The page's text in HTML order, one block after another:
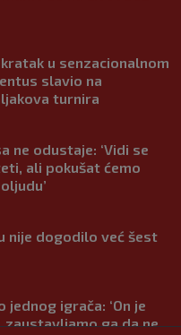
u senzacionalnom
slavio na
turnira
ne odustaje: ‘Vidi se
ali pokušat ćemo
nije dogodilo već šest
jednog igrača: ‘On je
zaustavljamo ga da ne